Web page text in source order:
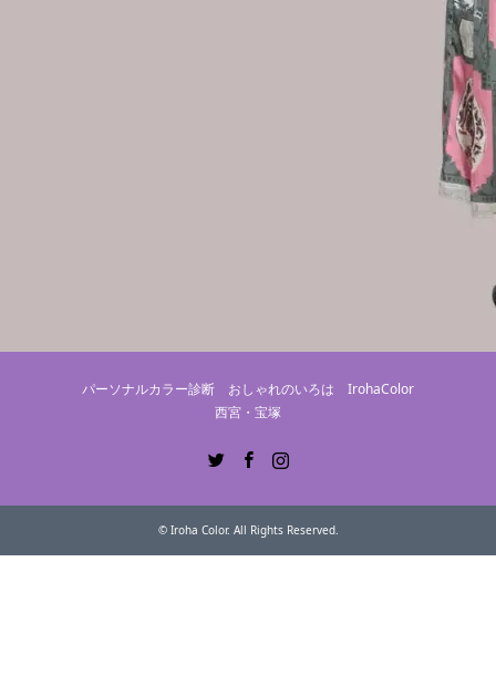
パーソナルカラー診断 おしゃれのいろは IrohaColor
西宮・宝塚
© Iroha Color. All Rights Reserved.